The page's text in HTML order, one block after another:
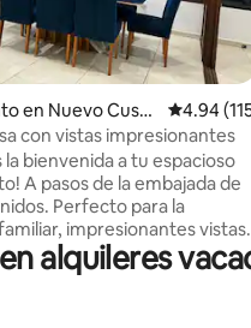
de 5, 267 reseñas
en Nuevo Cusca
4.94
con vistas impresionantes
la bienvenida a tu espacioso
A pasos de la embajada de
Perfecto para la
impresionantes vistas
la gran terraza. Relájate
con sofás y mesas; una
alquileres